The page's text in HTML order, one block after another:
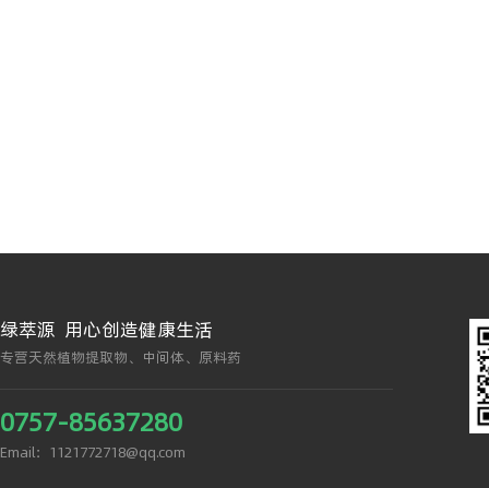
绿萃源 用心创造健康生活
专营天然植物提取物、中间体、原料药
0757-85637280
Email：1121772718@qq.com